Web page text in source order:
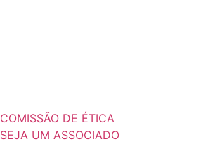
COMISSÃO DE ÉTICA
SEJA UM ASSOCIADO